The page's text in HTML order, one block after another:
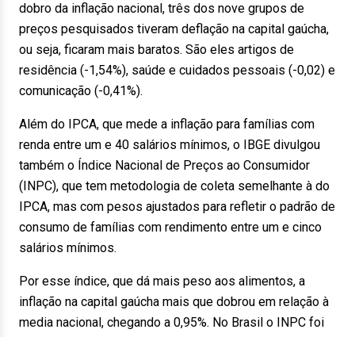
dobro da inflação nacional, três dos nove grupos de
preços pesquisados tiveram deflação na capital gaúcha,
ou seja, ficaram mais baratos. São eles artigos de
residência (-1,54%), saúde e cuidados pessoais (-0,02) e
comunicação (-0,41%).
Além do IPCA, que mede a inflação para famílias com
renda entre um e 40 salários mínimos, o IBGE divulgou
também o Índice Nacional de Preços ao Consumidor
(INPC), que tem metodologia de coleta semelhante à do
IPCA, mas com pesos ajustados para refletir o padrão de
consumo de famílias com rendimento entre um e cinco
salários mínimos.
Por esse índice, que dá mais peso aos alimentos, a
inflação na capital gaúcha mais que dobrou em relação à
media nacional, chegando a 0,95%. No Brasil o INPC foi